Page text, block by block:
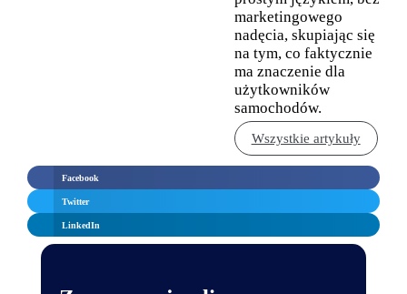
marketingowego
nadęcia, skupiając się
na tym, co faktycznie
ma znaczenie dla
użytkowników
samochodów.
Wszystkie artykuły
Facebook
Twitter
LinkedIn